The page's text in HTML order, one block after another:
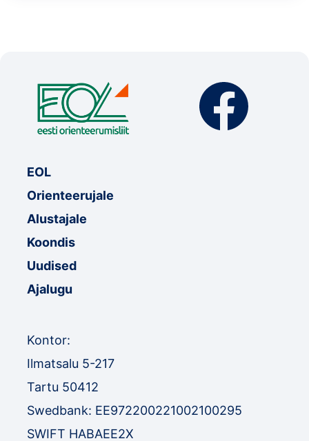
EOL
Orienteerujale
Alustajale
Koondis
Uudised
Ajalugu
Kontor:
Ilmatsalu 5-217
Tartu 50412
Swedbank: EE972200221002100295
SWIFT HABAEE2X